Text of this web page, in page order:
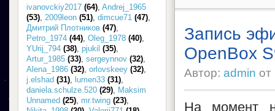
Запись
OpenBox
Автор: admin от
На момент
ivanovckiy2017 (64), Andrej_1965
(53), 2009leon (51), dimcue71 (47),
Дмитрий Плотников (47),
Petro_1974 (44), Oleg_1978 (40),
YUrij_794 (38), pjukil (35),
Artur_1985 (33), sergeynnov (32),
Alena_1986 (32), orlovskeey (32),
j.elshad (31), lumen33 (31),
daniela.schulze.520 (29), Maksim
Unnamed (25), mr.twing (23),